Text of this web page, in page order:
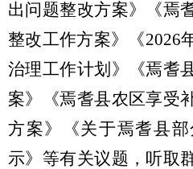
出问题整改方案》《焉
整改工作方案》《2026
治理工作计划》《焉耆
案》《焉耆县农区享受
方案》《关于焉耆县
示》 等有关议题，听取